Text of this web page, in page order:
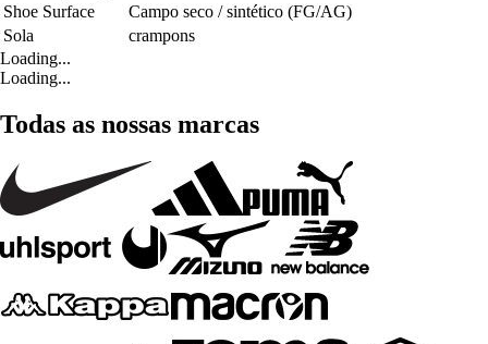
Shoe Surface
Campo seco / sintético (FG/AG)
Sola
crampons
Loading...
Loading...
Todas as nossas marcas